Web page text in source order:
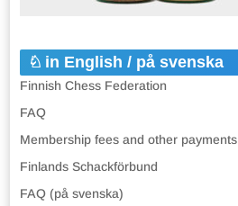
in English / på svenska
Finnish Chess Federation
FAQ
Membership fees and other payments
Finlands Schackförbund
FAQ (på svenska)